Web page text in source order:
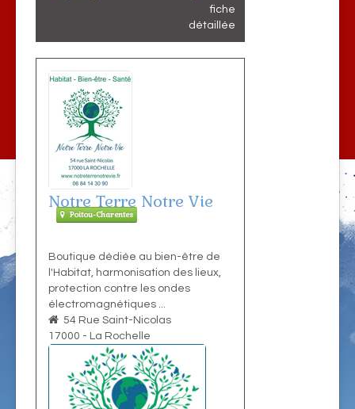
fiche
détaillée
Notre Terre Notre Vie
Poitou-Charentes
Boutique dédiée au bien-être de
l'Habitat, harmonisation des lieux,
protection contre les ondes
électromagnétiques ...
54 Rue Saint-Nicolas
17000 - La Rochelle